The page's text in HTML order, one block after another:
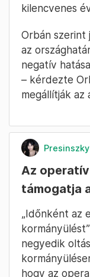
kilencvenes
Orbán szerint
az
negatív
– kérdezte
megállítják az
Az
támogatja
„Időnként az
negyedik
hogy az